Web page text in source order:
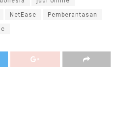
NetEase Pemberantasan